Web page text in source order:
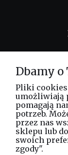
Dbamy
Pliki
umożliwiają
pomagają
potrzeb.
przez nas
sklepu lub
swoich
zgody".